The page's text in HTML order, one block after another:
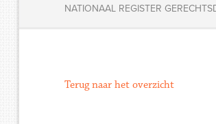
NATIONAAL REGISTER
Terug naar het overzicht